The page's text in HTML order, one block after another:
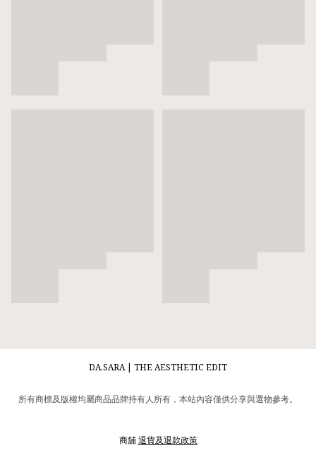
DA.SARA | THE AESTHETIC EDIT
所有商標及版權均屬商品品牌持有人所有，本站內容僅供分享與選物參考。
商舖退貨及退款政策